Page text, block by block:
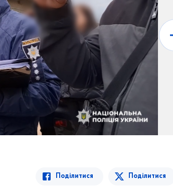
Поділитися Поділитися